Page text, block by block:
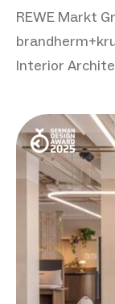
REWE Markt
Interior